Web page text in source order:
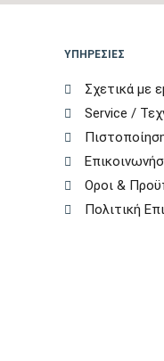
ΥΠΗΡΕΣΙΕΣ
Σχετικά με
Service /
Οροι &
Πολιτική